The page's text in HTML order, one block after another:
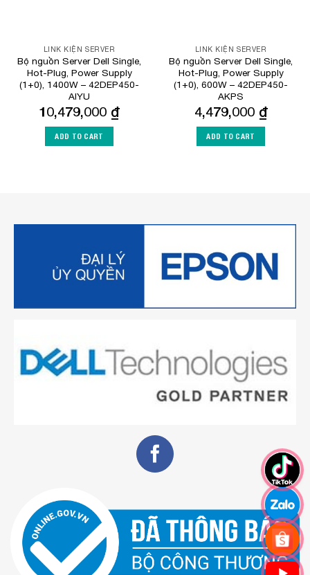
LINK KIỆN SERVER
Bộ nguồn Server Dell Single,
Hot-Plug, Power Supply
(1+0), 1400W – 42DEP450-
AIYU
10,479,000 ₫
ADD TO CART
LINK KIỆN SERVER
Bộ nguồn Server Dell Single,
Hot-Plug, Power Supply
(1+0), 600W – 42DEP450-
AKPS
4,479,000 ₫
ADD TO CART